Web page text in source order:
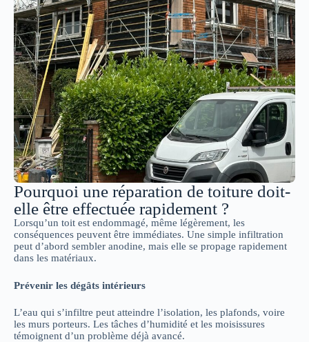
Pourquoi une réparation de toiture doit-
elle être effectuée rapidement ?
Lorsqu’un toit est endommagé, même légèrement, les
conséquences peuvent être immédiates. Une simple infiltration
peut d’abord sembler anodine, mais elle se propage rapidement
dans les matériaux.
Prévenir les dégâts intérieurs
L’eau qui s’infiltre peut atteindre l’isolation, les plafonds, voire
les murs porteurs. Les tâches d’humidité et les moisissures
témoignent d’un problème déjà avancé.